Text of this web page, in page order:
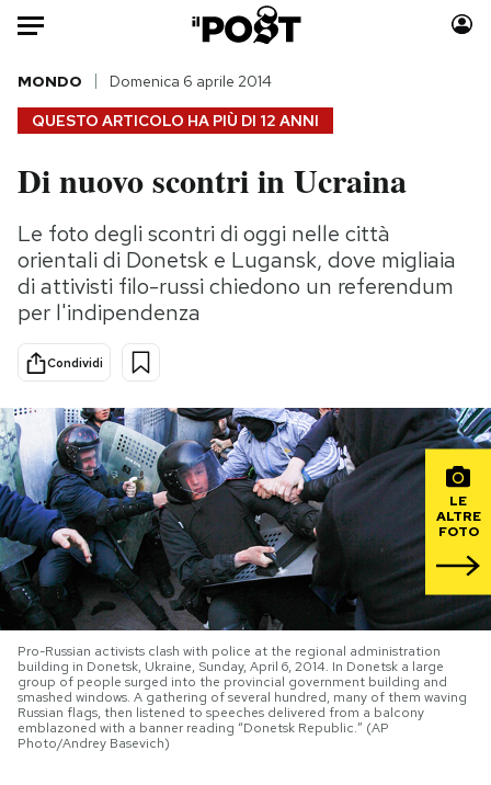
Auto
HOME
Italia
Politica
Tecnologia
Internet
Scienza
Cultura
Economia
Sport
Moda
Consumismi
Altrecose
Mondiali calcio 2026
PODCAST
NEWSLETTER
I MIEI PREFERITI
SHOP
QUESTO ARTICOLO HA PIÙ DI 12 ANNI
MONDO Domenica 6 aprile 2014
Di nuovo scontri in Ucraina
Le foto degli scontri di oggi nelle città
orientali di Donetsk e Lugansk, dove migliaia
di attivisti filo-russi chiedono un referendum
per l'indipendenza
Condividi
LE
ALTRE
FOTO
Pro-Russian activists clash with police at the regional administration
building in Donetsk, Ukraine, Sunday, April 6, 2014. In Donetsk a large
group of people surged into the provincial government building and
smashed windows. A gathering of several hundred, many of them waving
Russian flags, then listened to speeches delivered from a balcony
emblazoned with a banner reading “Donetsk Republic.” (AP
Photo/Andrey Basevich)